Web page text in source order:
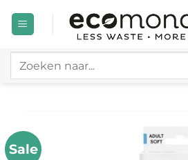
naar
Zoeken
Sale